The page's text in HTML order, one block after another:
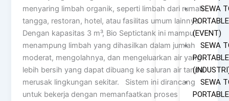
SEWA
(EVENT)
SEWA
SEWA
menyaring limbah organik, seperti limbah dari rumah
tangga, restoran, hotel, atau fasilitas umum lainnya.
Dengan kapasitas 3 m³, Bio Septictank ini mampu
menampung limbah yang dihasilkan dalam jumlah
moderat, mengolahnya, dan mengeluarkan air yang
lebih bersih yang dapat dibuang ke saluran air tanpa
merusak lingkungan sekitar. Sistem ini dirancang
untuk bekerja dengan memanfaatkan proses